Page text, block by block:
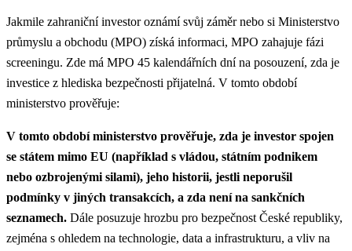
Jakmile zahraniční investor oznámí svůj záměr nebo si Ministerstvo
průmyslu a obchodu (MPO) získá informaci, MPO zahajuje fázi
screeningu. Zde má MPO 45 kalendářních dní na posouzení, zda je
investice z hlediska bezpečnosti přijatelná. V tomto období
ministerstvo prověřuje:
V tomto období ministerstvo prověřuje, zda je investor spojen
se státem mimo EU (například s vládou, státním podnikem
nebo ozbrojenými silami), jeho historii, jestli neporušil
podmínky v jiných transakcích, a zda není na sankčních
seznamech. Dále posuzuje hrozbu pro bezpečnost České republiky,
zejména s ohledem na technologie, data a infrastrukturu, a vliv na